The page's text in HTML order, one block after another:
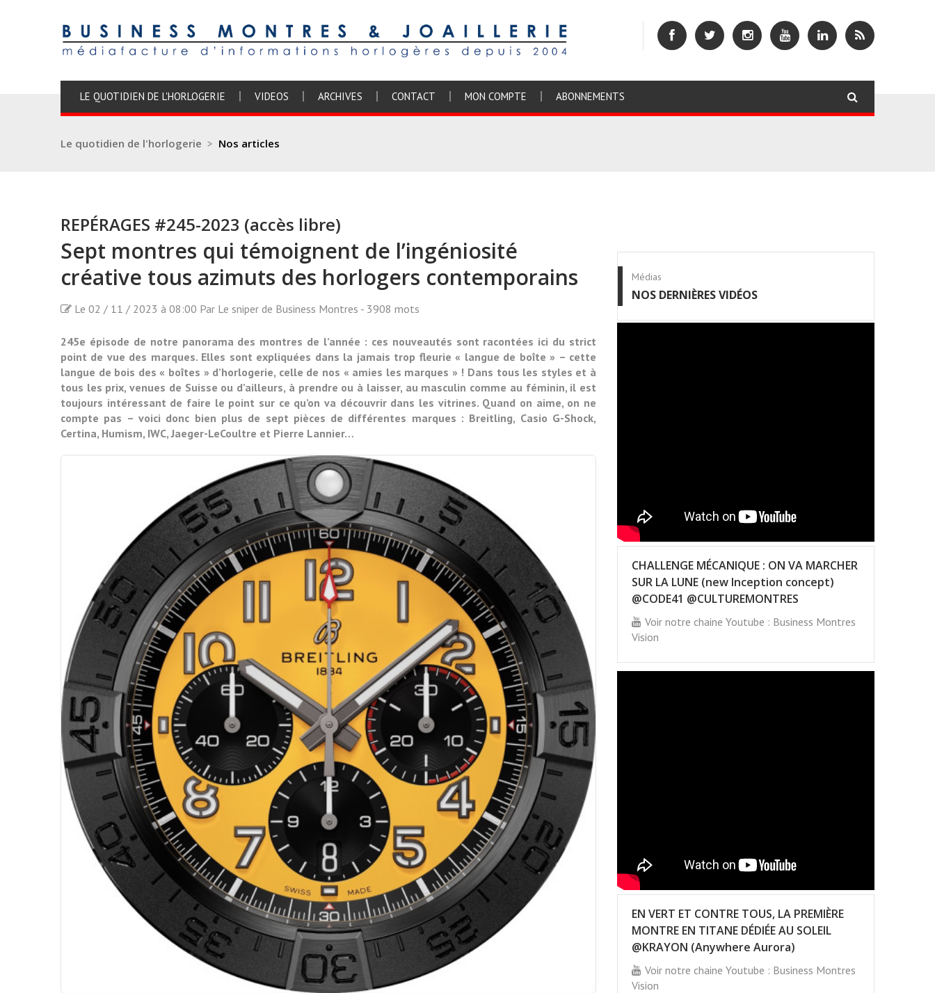
LE QUOTIDIEN DE L'HORLOGERIE VIDEOS ARCHIVES CONTACT MON COMPTE ABONNEMENTS
Le quotidien de l'horlogerie > Nos articles
REPÉRAGES #245-2023 (accès libre)
Sept montres qui témoignent de l’ingéniosité
créative tous azimuts des horlogers contemporains
Le 02 / 11 / 2023 à 08:00 Par Le sniper de Business Montres - 3908 mots
245e épisode de notre panorama des montres de l’année : ces nouveautés sont racontées ici du strict
point de vue des marques. Elles sont expliquées dans la jamais trop fleurie « langue de boîte » – cette
langue de bois des « boîtes » d’horlogerie, celle de nos « amies les marques » ! Dans tous les styles et à
tous les prix, venues de Suisse ou d’ailleurs, à prendre ou à laisser, au masculin comme au féminin, il est
toujours intéressant de faire le point sur ce qu’on va découvrir dans les vitrines. Quand on aime, on ne
compte pas – voici donc bien plus de sept pièces de différentes marques : Breitling, Casio G-Shock,
Certina, Humism, IWC, Jaeger-LeCoultre et Pierre Lannier…
Médias
NOS DERNIÈRES VIDÉOS
CHALLENGE MÉCANIQUE : ON VA MARCHER
SUR LA LUNE (new Inception concept)
@CODE41 @CULTUREMONTRES
Voir notre chaine Youtube : Business Montres
Vision
EN VERT ET CONTRE TOUS, LA PREMIÈRE
MONTRE EN TITANE DÉDIÉE AU SOLEIL
@KRAYON (Anywhere Aurora)
Voir notre chaine Youtube : Business Montres
Vision